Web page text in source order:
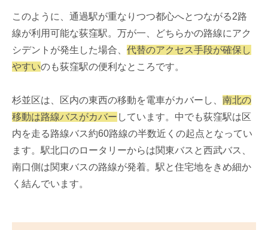
このように、通過駅が重なりつつ都心へとつながる2路
線が利用可能な荻窪駅。万が一、どちらかの路線にアク
シデントが発生した場合、 代替のアクセス手段が確保し
やすいのも荻窪駅の便利なところです。
杉並区は、区内の東西の移動を電車がカバーし、 南北の
移動は路線バスがカバー しています。中でも荻窪駅は区
内を走る路線バス約60路線の半数近くの起点となってい
ます。駅北口のロータリーからは関東バスと西武バス、
南口側は関東バスの路線が発着。駅と住宅地をきめ細か
く結んでいます。